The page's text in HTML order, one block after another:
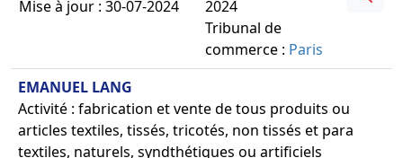
Mise à jour : 30-07-2024
2024
Tribunal de
commerce : Paris
EMANUEL LANG
Activité : fabrication et vente de tous produits ou
articles textiles, tissés, tricotés, non tissés et para
textiles, naturels, syndthétiques ou artificiels